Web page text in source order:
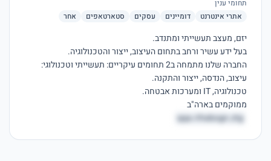
תחומי ענין
אתרי אינטרנט
דומיינים עסקים סטארטאפים אחר
ממוקמים בארה"ב
qqa.rihabogn.ztg